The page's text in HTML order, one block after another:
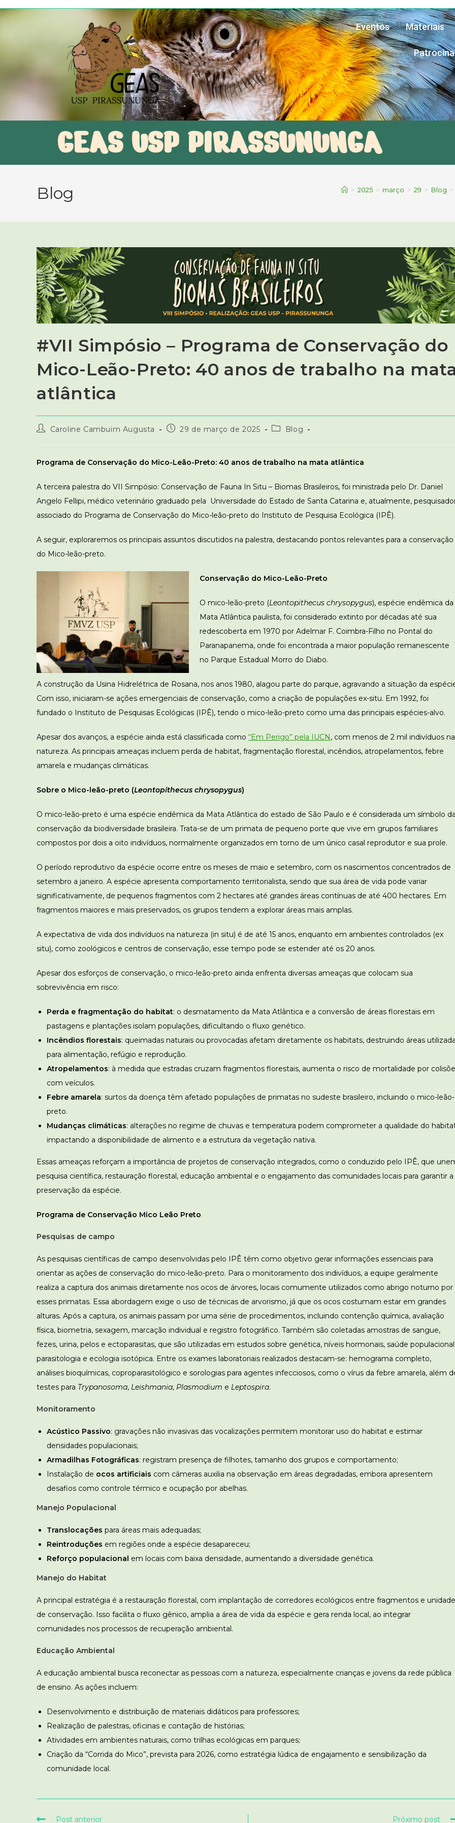
Eventos Materiais
GEAS USP PIRASSUNUNGA
Blog > 2025 > março > 29 > Blog >
#VII Simpósio – Programa de Conservação do
Mico-Leão-Preto: 40 anos de trabalho na
atlântica
Caroline Cambuim Augusta 29 de março de 2025 Blog
Programa de Conservação do Mico-Leão-Preto: 40 anos de trabalho na mata atlântica
A terceira palestra do VII Simpósio: Conservação de Fauna In Situ – Biomas Brasileiros, foi ministrada pelo Dr. Daniel
Angelo Fellipi, médico veterinário graduado pela Universidade do Estado de Santa Catarina e, atualmente,
associado do Programa de Conservação do Mico-leão-preto do Instituto de Pesquisa Ecológica (IPÊ).
A seguir, exploraremos os principais assuntos discutidos na palestra, destacando pontos relevantes para a conservação
do Mico-leão-preto.
Conservação do Mico-Leão-Preto
O mico-leão-preto (Leontopithecus chrysopygus), espécie endêmica da
Mata Atlântica paulista, foi considerado extinto por décadas até sua
redescoberta em 1970 por Adelmar F. Coimbra-Filho no Pontal do
Paranapanema, onde foi encontrada a maior população remanescente
no Parque Estadual Morro do Diabo.
A construção da Usina Hidrelétrica de Rosana, nos anos 1980, alagou parte do parque, agravando a situação da
Com isso, iniciaram-se ações emergenciais de conservação, como a criação de populações ex-situ. Em 1992, foi
fundado o Instituto de Pesquisas Ecológicas (IPÊ), tendo o mico-leão-preto como uma das principais espécies-alvo.
Apesar dos avanços, a espécie ainda está classificada como “Em Perigo” pela IUCN, com menos de 2 mil indivíduos na
natureza. As principais ameaças incluem perda de habitat, fragmentação florestal, incêndios, atropelamentos, febre
amarela e mudanças climáticas.
Sobre o Mico-leão-preto (Leontopithecus chrysopygus)
O mico-leão-preto é uma espécie endêmica da Mata Atlântica do estado de São Paulo e é considerada um símbolo
conservação da biodiversidade brasileira. Trata-se de um primata de pequeno porte que vive em grupos familiares
compostos por dois a oito indivíduos, normalmente organizados em torno de um único casal reprodutor e sua prole.
O período reprodutivo da espécie ocorre entre os meses de maio e setembro, com os nascimentos concentrados de
setembro a janeiro. A espécie apresenta comportamento territorialista, sendo que sua área de vida pode variar
significativamente, de pequenos fragmentos com 2 hectares até grandes áreas contínuas de até 400 hectares. Em
fragmentos maiores e mais preservados, os grupos tendem a explorar áreas mais amplas.
A expectativa de vida dos indivíduos na natureza (in situ) é de até 15 anos, enquanto em ambientes controlados (ex
situ), como zoológicos e centros de conservação, esse tempo pode se estender até os 20 anos.
Apesar dos esforços de conservação, o mico-leão-preto ainda enfrenta diversas ameaças que colocam sua
sobrevivência em risco:
Perda e fragmentação do habitat: o desmatamento da Mata Atlântica e a conversão de áreas florestais em
pastagens e plantações isolam populações, dificultando o fluxo genético.
Incêndios florestais: queimadas naturais ou provocadas afetam diretamente os habitats, destruindo áreas
para alimentação, refúgio e reprodução.
Atropelamentos: à medida que estradas cruzam fragmentos florestais, aumenta o risco de mortalidade por
com veículos.
Febre amarela: surtos da doença têm afetado populações de primatas no sudeste brasileiro, incluindo o mico-leão-
preto.
Mudanças climáticas: alterações no regime de chuvas e temperatura podem comprometer a qualidade do
impactando a disponibilidade de alimento e a estrutura da vegetação nativa.
Essas ameaças reforçam a importância de projetos de conservação integrados, como o conduzido pelo IPÊ, que
pesquisa científica, restauração florestal, educação ambiental e o engajamento das comunidades locais para garantir a
preservação da espécie.
Programa de Conservação Mico Leão Preto
Pesquisas de campo
As pesquisas científicas de campo desenvolvidas pelo IPÊ têm como objetivo gerar informações essenciais para
orientar as ações de conservação do mico-leão-preto. Para o monitoramento dos indivíduos, a equipe geralmente
realiza a captura dos animais diretamente nos ocos de árvores, locais comumente utilizados como abrigo noturno por
esses primatas. Essa abordagem exige o uso de técnicas de arvorismo, já que os ocos costumam estar em grandes
alturas. Após a captura, os animais passam por uma série de procedimentos, incluindo contenção química, avaliação
física, biometria, sexagem, marcação individual e registro fotográfico. Também são coletadas amostras de sangue,
fezes, urina, pelos e ectoparasitas, que são utilizadas em estudos sobre genética, níveis hormonais, saúde
parasitologia e ecologia isotópica. Entre os exames laboratoriais realizados destacam-se: hemograma completo,
análises bioquímicas, coproparasitológico e sorologias para agentes infecciosos, como o vírus da febre amarela, além
testes para Trypanosoma, Leishmania, Plasmodium e Leptospira.
Monitoramento
Acústico Passivo: gravações não invasivas das vocalizações permitem monitorar uso do habitat e estimar
densidades populacionais;
Armadilhas Fotográficas: registram presença de filhotes, tamanho dos grupos e comportamento;
Instalação de ocos artificiais com câmeras auxilia na observação em áreas degradadas, embora apresentem
desafios como controle térmico e ocupação por abelhas.
Manejo Populacional
Translocações para áreas mais adequadas;
Reintroduções em regiões onde a espécie desapareceu;
Reforço populacional em locais com baixa densidade, aumentando a diversidade genética.
Manejo do Habitat
A principal estratégia é a restauração florestal, com implantação de corredores ecológicos entre fragmentos e
de conservação. Isso facilita o fluxo gênico, amplia a área de vida da espécie e gera renda local, ao integrar
comunidades nos processos de recuperação ambiental.
Educação Ambiental
A educação ambiental busca reconectar as pessoas com a natureza, especialmente crianças e jovens da rede pública
de ensino. As ações incluem:
Desenvolvimento e distribuição de materiais didáticos para professores;
Realização de palestras, oficinas e contação de histórias;
Atividades em ambientes naturais, como trilhas ecológicas em parques;
Criação da “Corrida do Mico”, prevista para 2026, como estratégia lúdica de engajamento e sensibilização da
comunidade local.
Post anterior Próximo post